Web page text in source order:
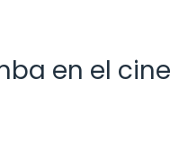
en el cine